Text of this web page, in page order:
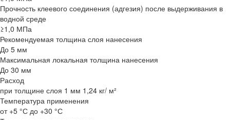
Прочность клеевого соединения (адгезия) после выдерживания в
водной среде
≥1,0 МПа
Рекомендуемая толщина слоя нанесения
До 5 мм
Максимальная локальная толщина нанесения
До 30 мм
Расход
при толщине слоя 1 мм 1,24 кг/ м²
Температура применения
от +5 °С до +30 °С